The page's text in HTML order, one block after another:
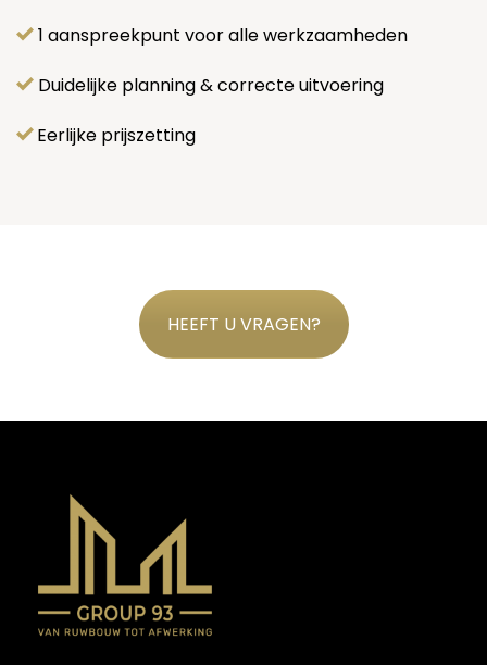
1 aanspreekpunt voor alle werkzaamheden
Duidelijke planning & correcte uitvoering
Eerlijke prijszetting
HEEFT U VRAGEN?